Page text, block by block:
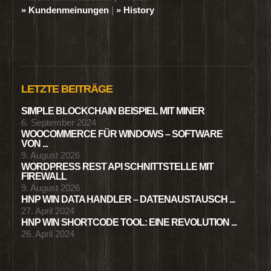
» Kundenmeinungen | » History
LETZTE BEITRÄGE
SIMPLE BLOCKCHAIN BEISPIEL MIT MINER
6. September 2024
WOOCOMMERCE FÜR WINDOWS – SOFTWARE
VON ...
9. August 2026
WORDPRESS REST API SCHNITTSTELLE MIT
FIREWALL
9. August 2026
HNP WIN DATA HANDLER – DATENAUSTAUSCH ...
27. April 2024
HNP WIN SHORTCODE TOOL: EINE REVOLUTION ...
26. April 2024